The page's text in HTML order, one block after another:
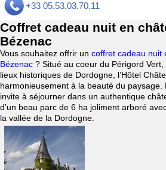
+33 05.53.03.70.11
Coffret cadeau nuit en
Bézenac
Vous souhaitez offrir un coffret cadeau nuit
Bézenac ? Situé au coeur du Périgord
lieux historiques de Dordogne, l’Hôtel
harmonieusement à la beauté du paysage.
invite à séjourner dans un authentique
d’un beau parc de 6 ha joliment arboré
la vallée de la Dordogne.